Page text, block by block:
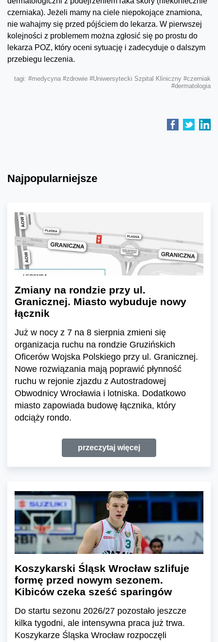
czerniaka). Jeżeli mamy na ciele niepokojące znamiona,
nie wahajmy się przed pójściem do lekarza. W pierwszej
kolejności z problemem można zgłosić się po prostu do
lekarza POZ, który oceni sytuację i zadecyduje o dalszym
przebiegu leczenia.
tagi: #medycyna #zdrowie #Uniwersytecki Szpital Kliniczny #czerniak
#dermatologia
Najpopularniejsze
Zmiany na rondzie przy ul.
Granicznej. Miasto wybuduje nowy
łącznik
Już w nocy z 7 na 8 sierpnia zmieni się
organizacja ruchu na rondzie Gruzińskich
Oficerów Wojska Polskiego przy ul. Granicznej.
Nowe rozwiązania mają poprawić płynność
ruchu w rejonie zjazdu z Autostradowej
Obwodnicy Wrocławia i lotniska. Dodatkowo
miasto zapowiada budowę łącznika, który
odciąży rondo.
przeczytaj więcej
Koszykarski Śląsk Wrocław szlifuje
formę przed nowym sezonem.
Kibiców czeka sześć sparingów
Do startu sezonu 2026/27 pozostało jeszcze
kilka tygodni, ale intensywna praca już trwa.
Koszykarze Śląska Wrocław rozpoczęli